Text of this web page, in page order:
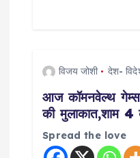
विजय जोशी देश-
आज कॉमनवेल्थ
की मुलाकात,शाम 4
Spread the love